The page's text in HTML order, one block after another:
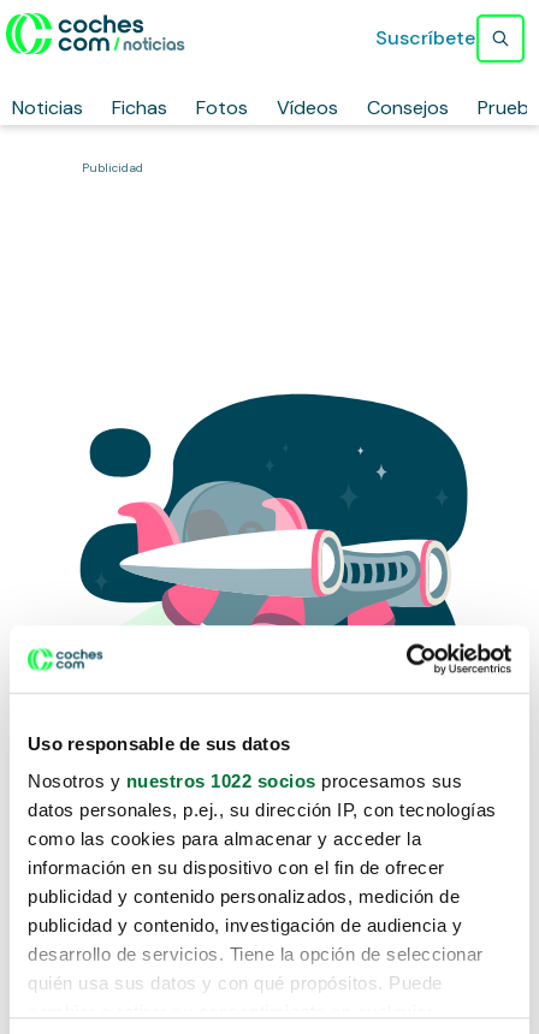
Uso responsable de sus datos
Nosotros y nuestros 1022 socios procesamos sus
datos personales, p.ej., su dirección IP, con tecnologías
como las cookies para almacenar y acceder la
información en su dispositivo con el fin de ofrecer
publicidad y contenido personalizados, medición de
publicidad y contenido, investigación de audiencia y
desarrollo de servicios. Tiene la opción de seleccionar
quién usa sus datos y con qué propósitos. Puede
Noticias Fichas Fotos Vídeos Consejos
Suscríbete
Publicidad
Lo sentimos, no sabemos como
te hemos traido hasta aquí.
Pero puedes encontrar el coche que estás
buscando en alguno de estos enlaces: